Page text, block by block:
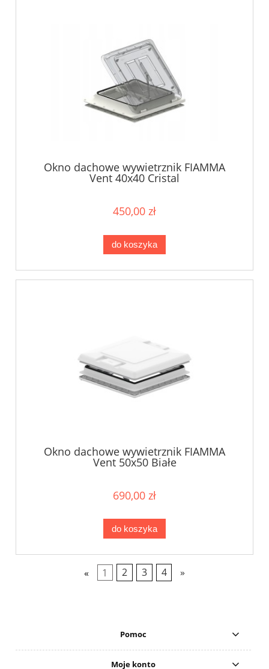
Okno dachowe wywietrznik FIAMMA
Vent 40x40 Cristal
450,00 zł
do koszyka
Okno dachowe wywietrznik FIAMMA
Vent 50x50 Białe
690,00 zł
do koszyka
« 1 2 3 4 »
Pomoc
Moje konto